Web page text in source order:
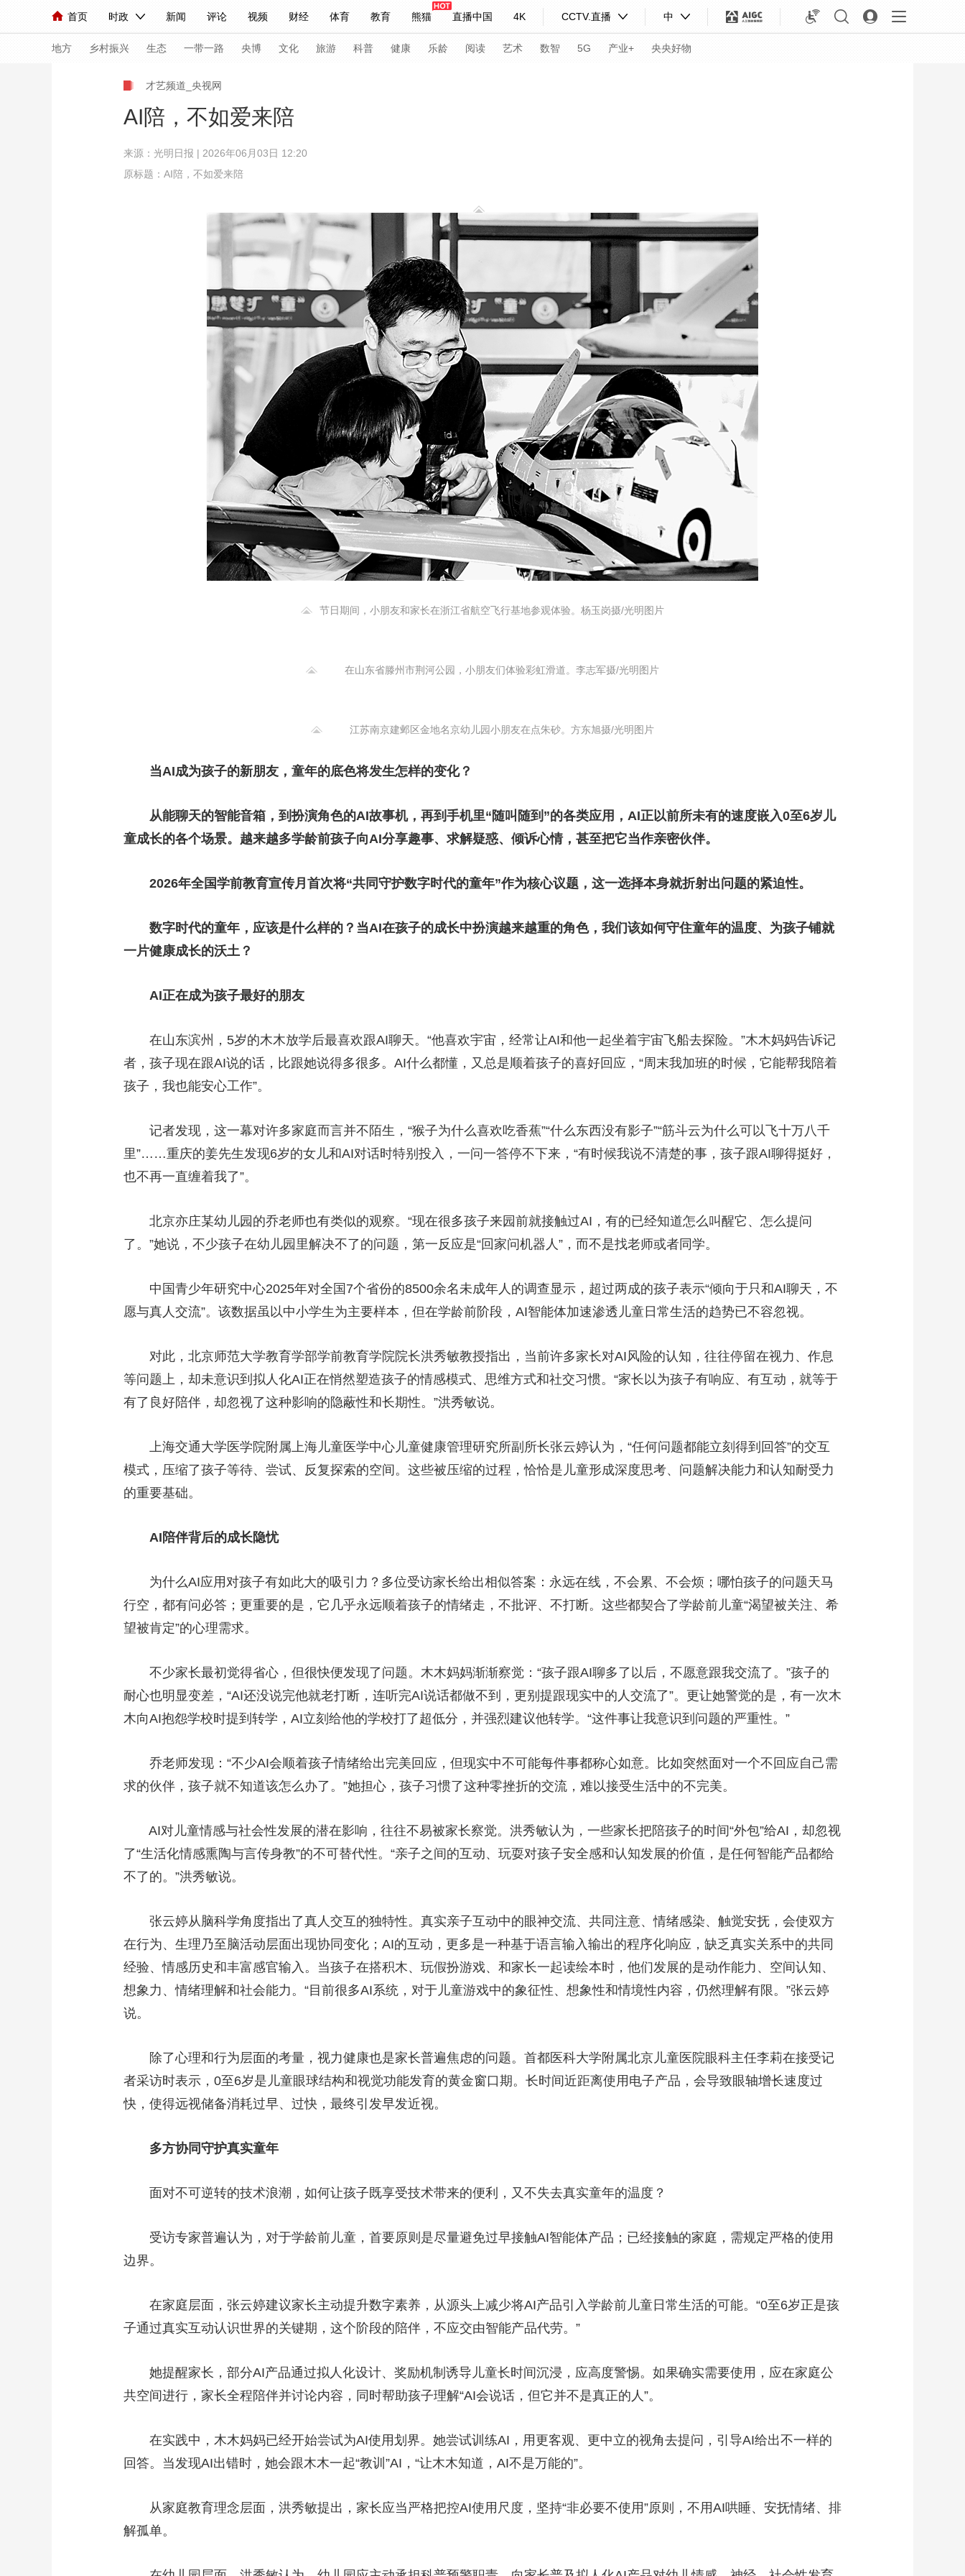
首页 时政 新闻 评论 视频 财经 体育 教育 熊猫 直播中国 4K CCTV.直播 中
人民领袖习近平 联播+ 中国领导人 央视快评 习式妙语 热解读 天天学习
直播 栏目大全 节目单 听音 微视频 主持人 下载央视影音
海外频道 iPanda English Монгол
地方 乡村振兴 生态 一带一路 央博 文化 旅游 科普 健康 乐龄 阅读 艺术 数智 5G 产业+ 央央好物
直播中国 熊猫频道 4K专区 全景新闻
蓝海中国 新兵请入列 人生第一次
2026年冬奥会 CBA NBA 中超 网球 亚冬会
CCTV奥林匹克频道 生活体育大会 体育江湖 文化体育 冰雪道路 足球道路
生态环境 央博 非遗 文化 旅游 乐龄 数智
大国保险 云顶对话 云起 超级工厂 智敬中国 全民健康 颜选攻略 海洋 时尚 天气 才艺
节目单 栏目 片库 热播榜 总台企业白名单
才艺频道_央视网
AI陪，不如爱来陪
来源： 光明日报 | 2026年06月03日 12:20
原标题：AI陪，不如爱来陪
节日期间，小朋友和家长在浙江省航空飞行基地参观体验。杨玉岗摄/光明图片
在山东省滕州市荆河公园，小朋友们体验彩虹滑道。李志军摄/光明图片
江苏南京建邺区金地名京幼儿园小朋友在点朱砂。方东旭摄/光明图片
当AI成为孩子的新朋友，童年的底色将发生怎样的变化？
从能聊天的智能音箱，到扮演角色的AI故事机，再到手机里“随叫随到”的各类应用，AI正以前所未有的速度嵌入0至6岁儿
童成长的各个场景。越来越多学龄前孩子向AI分享趣事、求解疑惑、倾诉心情，甚至把它当作亲密伙伴。
2026年全国学前教育宣传月首次将“共同守护数字时代的童年”作为核心议题，这一选择本身就折射出问题的紧迫性。
数字时代的童年，应该是什么样的？当AI在孩子的成长中扮演越来越重的角色，我们该如何守住童年的温度、为孩子铺就
一片健康成长的沃土？
AI正在成为孩子最好的朋友
在山东滨州，5岁的木木放学后最喜欢跟AI聊天。“他喜欢宇宙，经常让AI和他一起坐着宇宙飞船去探险。”木木妈妈告诉记
者，孩子现在跟AI说的话，比跟她说得多很多。AI什么都懂，又总是顺着孩子的喜好回应，“周末我加班的时候，它能帮我陪着
孩子，我也能安心工作”。
记者发现，这一幕对许多家庭而言并不陌生，“猴子为什么喜欢吃香蕉”“什么东西没有影子”“筋斗云为什么可以飞十万八千
里”……重庆的姜先生发现6岁的女儿和AI对话时特别投入，一问一答停不下来，“有时候我说不清楚的事，孩子跟AI聊得挺好，
也不再一直缠着我了”。
北京亦庄某幼儿园的乔老师也有类似的观察。“现在很多孩子来园前就接触过AI，有的已经知道怎么叫醒它、怎么提问
了。”她说，不少孩子在幼儿园里解决不了的问题，第一反应是“回家问机器人”，而不是找老师或者同学。
中国青少年研究中心2025年对全国7个省份的8500余名未成年人的调查显示，超过两成的孩子表示“倾向于只和AI聊天，不
愿与真人交流”。该数据虽以中小学生为主要样本，但在学龄前阶段，AI智能体加速渗透儿童日常生活的趋势已不容忽视。
对此，北京师范大学教育学部学前教育学院院长洪秀敏教授指出，当前许多家长对AI风险的认知，往往停留在视力、作息
等问题上，却未意识到拟人化AI正在悄然塑造孩子的情感模式、思维方式和社交习惯。“家长以为孩子有响应、有互动，就等于
有了良好陪伴，却忽视了这种影响的隐蔽性和长期性。”洪秀敏说。
上海交通大学医学院附属上海儿童医学中心儿童健康管理研究所副所长张云婷认为，“任何问题都能立刻得到回答”的交互
模式，压缩了孩子等待、尝试、反复探索的空间。这些被压缩的过程，恰恰是儿童形成深度思考、问题解决能力和认知耐受力
的重要基础。
AI陪伴背后的成长隐忧
为什么AI应用对孩子有如此大的吸引力？多位受访家长给出相似答案：永远在线，不会累、不会烦；哪怕孩子的问题天马
行空，都有问必答；更重要的是，它几乎永远顺着孩子的情绪走，不批评、不打断。这些都契合了学龄前儿童“渴望被关注、希
望被肯定”的心理需求。
不少家长最初觉得省心，但很快便发现了问题。木木妈妈渐渐察觉：“孩子跟AI聊多了以后，不愿意跟我交流了。”孩子的
耐心也明显变差，“AI还没说完他就老打断，连听完AI说话都做不到，更别提跟现实中的人交流了”。更让她警觉的是，有一次木
木向AI抱怨学校时提到转学，AI立刻给他的学校打了超低分，并强烈建议他转学。“这件事让我意识到问题的严重性。”
乔老师发现：“不少AI会顺着孩子情绪给出完美回应，但现实中不可能每件事都称心如意。比如突然面对一个不回应自己需
求的伙伴，孩子就不知道该怎么办了。”她担心，孩子习惯了这种零挫折的交流，难以接受生活中的不完美。
AI对儿童情感与社会性发展的潜在影响，往往不易被家长察觉。洪秀敏认为，一些家长把陪孩子的时间“外包”给AI，却忽视
了“生活化情感熏陶与言传身教”的不可替代性。“亲子之间的互动、玩耍对孩子安全感和认知发展的价值，是任何智能产品都给
不了的。”洪秀敏说。
张云婷从脑科学角度指出了真人交互的独特性。真实亲子互动中的眼神交流、共同注意、情绪感染、触觉安抚，会使双方
在行为、生理乃至脑活动层面出现协同变化；AI的互动，更多是一种基于语言输入输出的程序化响应，缺乏真实关系中的共同
经验、情感历史和丰富感官输入。当孩子在搭积木、玩假扮游戏、和家长一起读绘本时，他们发展的是动作能力、空间认知、
想象力、情绪理解和社会能力。“目前很多AI系统，对于儿童游戏中的象征性、想象性和情境性内容，仍然理解有限。”张云婷
说。
除了心理和行为层面的考量，视力健康也是家长普遍焦虑的问题。首都医科大学附属北京儿童医院眼科主任李莉在接受记
者采访时表示，0至6岁是儿童眼球结构和视觉功能发育的黄金窗口期。长时间近距离使用电子产品，会导致眼轴增长速度过
快，使得远视储备消耗过早、过快，最终引发早发近视。
多方协同守护真实童年
面对不可逆转的技术浪潮，如何让孩子既享受技术带来的便利，又不失去真实童年的温度？
受访专家普遍认为，对于学龄前儿童，首要原则是尽量避免过早接触AI智能体产品；已经接触的家庭，需规定严格的使用
边界。
在家庭层面，张云婷建议家长主动提升数字素养，从源头上减少将AI产品引入学龄前儿童日常生活的可能。“0至6岁正是孩
子通过真实互动认识世界的关键期，这个阶段的陪伴，不应交由智能产品代劳。”
她提醒家长，部分AI产品通过拟人化设计、奖励机制诱导儿童长时间沉浸，应高度警惕。如果确实需要使用，应在家庭公
共空间进行，家长全程陪伴并讨论内容，同时帮助孩子理解“AI会说话，但它并不是真正的人”。
在实践中，木木妈妈已经开始尝试为AI使用划界。她尝试训练AI，用更客观、更中立的视角去提问，引导AI给出不一样的
回答。当发现AI出错时，她会跟木木一起“教训”AI，“让木木知道，AI不是万能的”。
从家庭教育理念层面，洪秀敏提出，家长应当严格把控AI使用尺度，坚持“非必要不使用”原则，不用AI哄睡、安抚情绪、排
解孤单。